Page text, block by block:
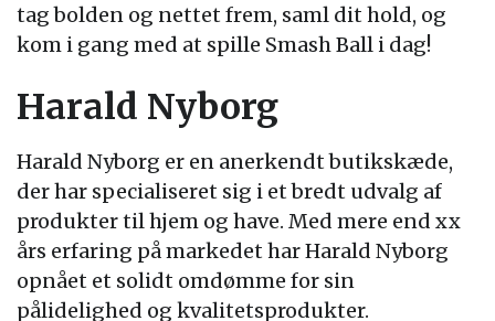
tag bolden og nettet frem, saml dit hold, og
kom i gang med at spille Smash Ball i dag!
Harald Nyborg
Harald Nyborg er en anerkendt butikskæde,
der har specialiseret sig i et bredt udvalg af
produkter til hjem og have. Med mere end xx
års erfaring på markedet har Harald Nyborg
opnået et solidt omdømme for sin
pålidelighed og kvalitetsprodukter.